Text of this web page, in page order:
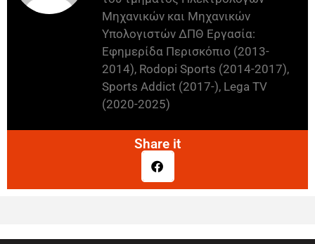
Μηχανικών και Μηχανικών
Υπολογιστών ΔΠΘ Εργασία:
Εφημερίδα Περισκόπιο (2013-
2014), Rodopi Sports (2014-2017),
Sports Addict (2017-), Lega TV
(2020-2025)
Share it